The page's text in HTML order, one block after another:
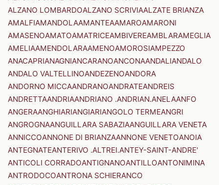
ALZANO LOMBARDOALZANO SCRIVIAALZATE BRIANZA
AMALFIAMANDOLAAMANTEAAMAROAMARONI
AMASENOAMATOAMATRICEAMBIVEREAMBLARAMEGLIA
AMELIAAMENDOLARAAMENOAMOROSIAMPEZZO
ANACAPRIANAGNIANCARANOANCONAANDALIANDALO
ANDALO VALTELLINOANDEZENOANDORA
ANDORNO MICCAANDRANOANDRATEANDREIS
ANDRETTAANDRIAANDRIANO .ANDRIAN.ANELAANFO
ANGERAANGHIARIANGIARIANGOLO TERMEANGRI
ANGROGNAANGUILLARA SABAZIAANGUILLARA VENETA
ANNICCOANNONE DI BRIANZAANNONE VENETOANOIA
ANTEGNATEANTERIVO .ALTREI.ANTEY-SAINT-ANDRE'
ANTICOLI CORRADOANTIGNANOANTILLOANTONIMINA
ANTRODOCOANTRONA SCHIERANCO